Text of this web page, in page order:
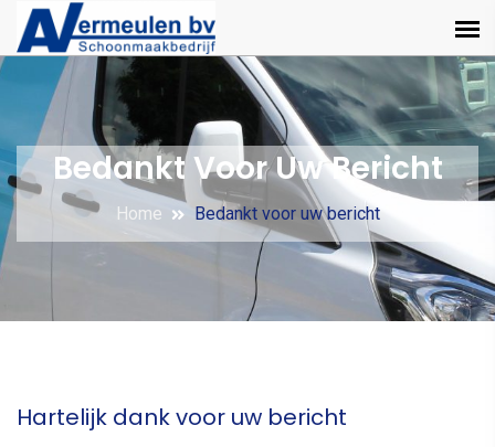
Bedankt Voor Uw Bericht
Home Bedankt voor uw bericht
Hartelijk dank voor uw bericht